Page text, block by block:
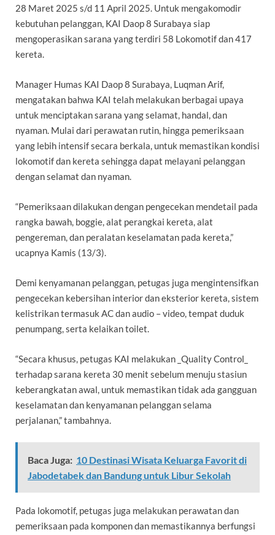
28 Maret 2025 s/d 11 April 2025. Untuk mengakomodir
kebutuhan pelanggan, KAI Daop 8 Surabaya siap
mengoperasikan sarana yang terdiri 58 Lokomotif dan 417
kereta.
Manager Humas KAI Daop 8 Surabaya, Luqman Arif,
mengatakan bahwa KAI telah melakukan berbagai upaya
untuk menciptakan sarana yang selamat, handal, dan
nyaman. Mulai dari perawatan rutin, hingga pemeriksaan
yang lebih intensif secara berkala, untuk memastikan kondisi
lokomotif dan kereta sehingga dapat melayani pelanggan
dengan selamat dan nyaman.
“Pemeriksaan dilakukan dengan pengecekan mendetail pada
rangka bawah, boggie, alat perangkai kereta, alat
pengereman, dan peralatan keselamatan pada kereta,”
ucapnya Kamis (13/3).
Demi kenyamanan pelanggan, petugas juga mengintensifkan
pengecekan kebersihan interior dan eksterior kereta, sistem
kelistrikan termasuk AC dan audio – video, tempat duduk
penumpang, serta kelaikan toilet.
“Secara khusus, petugas KAI melakukan _Quality Control_
terhadap sarana kereta 30 menit sebelum menuju stasiun
keberangkatan awal, untuk memastikan tidak ada gangguan
keselamatan dan kenyamanan pelanggan selama
perjalanan,” tambahnya.
Baca Juga: 10 Destinasi Wisata Keluarga Favorit di
Jabodetabek dan Bandung untuk Libur Sekolah
Pada lokomotif, petugas juga melakukan perawatan dan
pemeriksaan pada komponen dan memastikannya berfungsi